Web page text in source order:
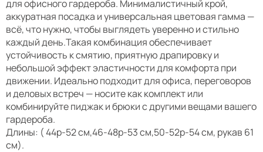
для офисного гардероба. Минималистичный крой,
аккуратная посадка и универсальная цветовая гамма —
всё, что нужно, чтобы выглядеть уверенно и стильно
каждый день.Такая комбинация обеспечивает
устойчивость к смятию, приятную драпировку и
небольшой эффект эластичности для комфорта при
движении. Идеально подходит для офиса, переговоров
и деловых встреч — носите как комплект или
комбинируйте пиджак и брюки с другими вещами вашего
гардероба.
Длины: ( 44р-52 см,46-48р-53 см,50-52р-54 см, рукав 61
см).